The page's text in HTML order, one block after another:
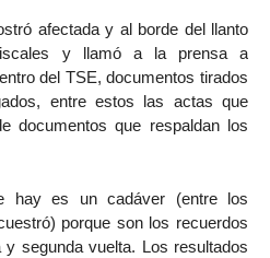
afectada y al borde del llanto
y llamó a la prensa a
del TSE, documentos tirados
entre estos las actas que
documentos que respaldan los
hay es un cadáver (entre los
porque son los recuerdos
segunda vuelta. Los resultados